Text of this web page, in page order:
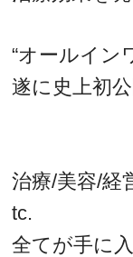
“オールイン
遂に史上初
治療/美容/
tc.
全てが手に